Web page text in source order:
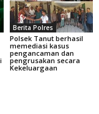
Berita Polres
Polsek Tanut berhasil
memediasi kasus
pengancaman dan
pengrusakan secara
Kekeluargaan